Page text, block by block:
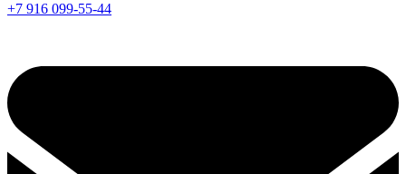
+7 916 099-55-44